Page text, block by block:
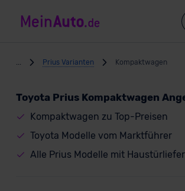
Prius Varianten Kompaktwagen
Toyota Prius Kompaktwagen
Kompaktwagen zu Top-Preisen
Toyota Modelle vom Marktführer
Alle Prius Modelle mit